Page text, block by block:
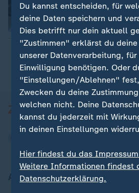
5:49
Aktuell bei ZDFheute
Du kannst entscheiden, für
deine Daten speichern und
Dies betrifft nur dein aktuell
"Zustimmen" erklärst du deine
unserer Datenverarbeitung,
Einwilligung benötigen. Oder
"Einstellungen/Ablehnen"
Zwecken du deine
welchen nicht. Deine
kannst du jederzeit mit
in deinen Einstellungen
Hier findest du das
Weitere Informationen findest
Datenschutzerklärung.